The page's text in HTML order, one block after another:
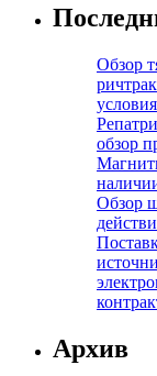
Обзор
обзор
Обзор
Архив